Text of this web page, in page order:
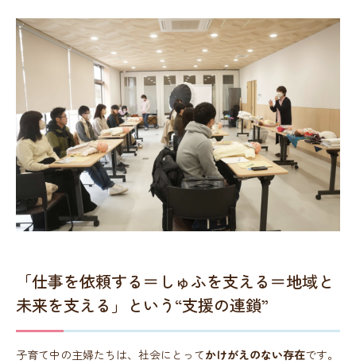
「仕事を依頼する＝しゅふを支える＝地域と
未来を支える」という“支援の連鎖”
子育て中の主婦たちは、社会にとってかけがえのない存在です。